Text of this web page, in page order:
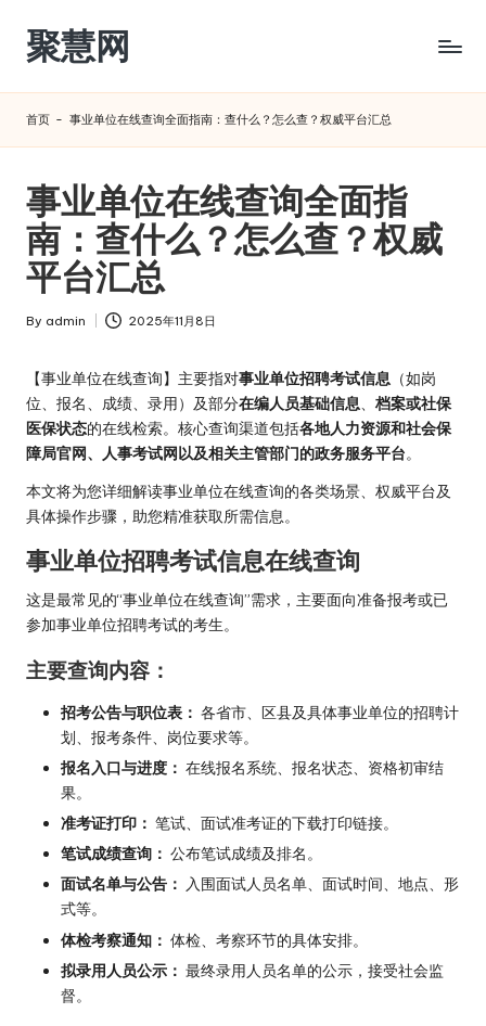
Skip
content
聚慧网
首页 - 事业单位在线查询全面指南：查什么？怎么查？权威平台汇总
事业单位在线查询全面指
南：查什么？怎么查？权威
平台汇总
Posted
By admin 2025年11月8日
【事业单位在线查询】主要指对事业单位招聘考试信息 （如岗
位、报名、成绩、录用）及部分在编人员基础信息、 档案或社保
医保状态的在线检索。核心查询渠道包括各地人力资源和社会保
障局官网、人事考试网以及相关主管部门的政务服务平台。
本文将为您详细解读事业单位在线查询的各类场景、权威平台及
具体操作步骤，助您精准获取所需信息。
事业单位招聘考试信息在线查询
这是最常见的“事业单位在线查询”需求，主要面向准备报考或已
参加事业单位招聘考试的考生。
主要查询内容：
招考公告与职位表： 各省市、区县及具体事业单位的招聘计
划、报考条件、岗位要求等。
报名入口与进度： 在线报名系统、报名状态、资格初审结
果。
准考证打印： 笔试、面试准考证的下载打印链接。
笔试成绩查询： 公布笔试成绩及排名。
面试名单与公告： 入围面试人员名单、面试时间、地点、形
式等。
体检考察通知： 体检、考察环节的具体安排。
拟录用人员公示： 最终录用人员名单的公示，接受社会监
督。